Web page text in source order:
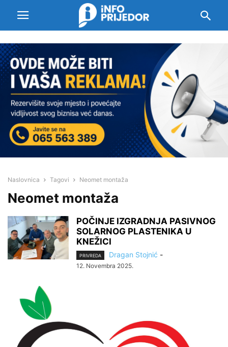
Naslovnica Tagovi Neomet montaža
Neomet montaža
POČINJE IZGRADNJA PASIVNOG
SOLARNOG PLASTENIKA U
KNEŽICI
PRIVREDA Dragan Stojnić -
12. Novembra 2025.